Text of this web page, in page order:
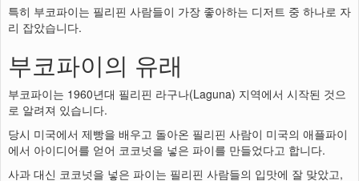
특히 부코파이는 필리핀 사람들이 가장 좋아하는 디저트 중 하나로 자
리 잡았습니다.
부코파이의 유래
부코파이는 1960년대 필리핀 라구나(Laguna) 지역에서 시작된 것으
로 알려져 있습니다.
당시 미국에서 제빵을 배우고 돌아온 필리핀 사람이 미국의 애플파이
에서 아이디어를 얻어 코코넛을 넣은 파이를 만들었다고 합니다.
사과 대신 코코넛을 넣은 파이는 필리핀 사람들의 입맛에 잘 맞았고,